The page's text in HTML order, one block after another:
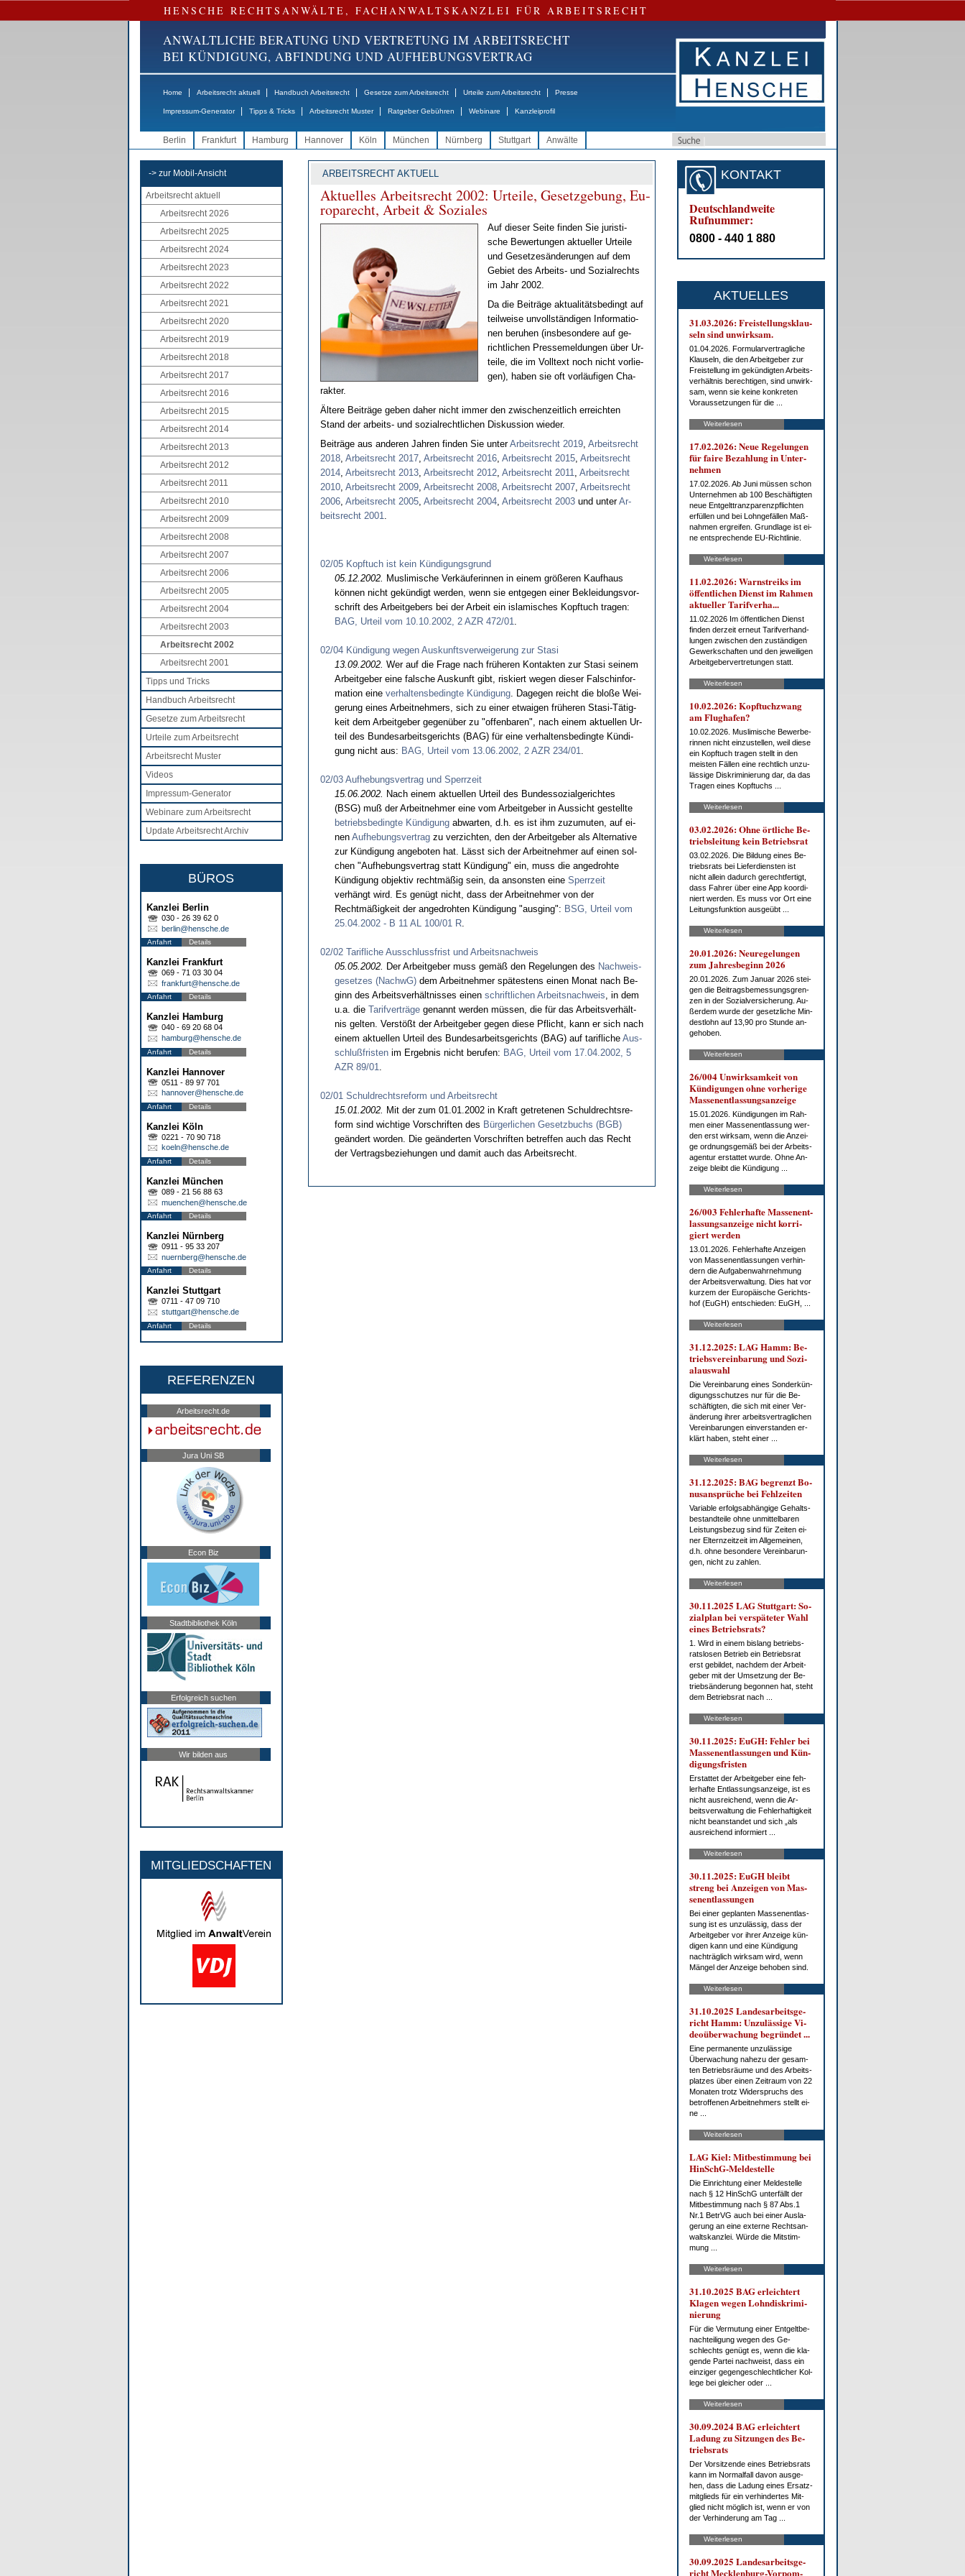
HENSCHE RECHTSANWÄLTE, FACHANWALTSKANZLEI FÜR ARBEITSRECHT
ANWALTLICHE BERATUNG UND VERTRETUNG IM ARBEITSRECHT
BEI KÜNDIGUNG, ABFINDUNG UND AUFHEBUNGSVERTRAG
Home Arbeitsrecht aktuell Handbuch Arbeitsrecht Gesetze zum Arbeitsrecht Urteile zum Arbeitsrecht Presse
Impressum-Generator Tipps & Tricks Arbeitsrecht Muster Ratgeber Gebühren Webinare Kanzleiprofil
Berlin Frankfurt Hamburg Hannover Köln München Nürnberg Stuttgart Anwälte
-> zur Mobil-Ansicht
Arbeitsrecht aktuell
Arbeitsrecht 2026
Arbeitsrecht 2025
Arbeitsrecht 2024
Arbeitsrecht 2023
Arbeitsrecht 2022
Arbeitsrecht 2021
Arbeitsrecht 2020
Arbeitsrecht 2019
Arbeitsrecht 2018
Arbeitsrecht 2017
Arbeitsrecht 2016
Arbeitsrecht 2015
Arbeitsrecht 2014
Arbeitsrecht 2013
Arbeitsrecht 2012
Arbeitsrecht 2011
Arbeitsrecht 2010
Arbeitsrecht 2009
Arbeitsrecht 2008
Arbeitsrecht 2007
Arbeitsrecht 2006
Arbeitsrecht 2005
Arbeitsrecht 2004
Arbeitsrecht 2003
Arbeitsrecht 2002
Arbeitsrecht 2001
Tipps und Tricks
Handbuch Arbeitsrecht
Gesetze zum Arbeitsrecht
Urteile zum Arbeitsrecht
Arbeitsrecht Muster
Videos
Impressum-Generator
Webinare zum Arbeitsrecht
Update Arbeitsrecht Archiv
BÜROS
Kanzlei Berlin
030 - 26 39 62 0
berlin@hensche.de
Anfahrt Details
Kanzlei Frankfurt
069 - 71 03 30 04
frankfurt@hensche.de
Anfahrt Details
Kanzlei Hamburg
040 - 69 20 68 04
hamburg@hensche.de
Anfahrt Details
Kanzlei Hannover
0511 - 89 97 701
hannover@hensche.de
Anfahrt Details
Kanzlei Köln
0221 - 70 90 718
koeln@hensche.de
Anfahrt Details
Kanzlei München
089 - 21 56 88 63
muenchen@hensche.de
Anfahrt Details
Kanzlei Nürnberg
0911 - 95 33 207
nuernberg@hensche.de
Anfahrt Details
Kanzlei Stuttgart
0711 - 47 09 710
stuttgart@hensche.de
Anfahrt Details
REFERENZEN
Arbeitsrecht.de
Jura Uni SB
Econ Biz
Stadtbibliothek Köln
Erfolgreich suchen
Wir bilden aus
MITGLIEDSCHAFTEN
ARBEITSRECHT AKTUELL
Ak­tu­el­les Ar­beits­recht 2002: Ur­tei­le, Ge­setz­ge­bung, Eu­
ro­pa­recht, Ar­beit & So­zia­les
Auf die­ser Sei­te fin­den Sie ju­ris­ti­
sche Be­wer­tun­gen ak­tu­el­ler Ur­tei­le
und Ge­set­zes­än­de­run­gen auf dem
Ge­biet des Ar­beits- und So­zi­al­rechts
im Jahr 2002.
Da die Bei­trä­ge ak­tua­li­täts­be­dingt auf
teil­wei­se un­voll­stän­di­gen In­for­ma­tio­
nen be­ru­hen (ins­be­son­de­re auf ge­
richt­li­chen Pres­se­mel­dun­gen über Ur­
tei­le, die im Voll­text noch nicht vor­lie­
gen), ha­ben sie oft vor­läu­fi­gen Cha­
rak­ter.
Äl­te­re Bei­trä­ge ge­ben da­her nicht im­mer den zwi­schen­zeit­lich er­reich­ten
Stand der ar­beits- und so­zi­al­recht­li­chen Dis­kus­si­on wie­der.
Bei­trä­ge aus an­de­ren Jah­ren fin­den Sie un­terAr­beits­recht 2019, Ar­beits­recht
2018, Ar­beits­recht 2017, Ar­beits­recht 2016, Ar­beits­recht 2015, Ar­beits­recht
2014, Ar­beits­recht 2013, Ar­beits­recht 2012, Ar­beits­recht 2011, Ar­beits­recht
2010, Ar­beits­recht 2009, Ar­beits­recht 2008, Ar­beits­recht 2007, Ar­beits­recht
2006, Ar­beits­recht 2005, Ar­beits­recht 2004, Ar­beits­recht 2003und un­terAr­
beits­recht 2001.
02/05 Kopftuch ist kein Kündigungsgrund
05.12.2002. Mus­li­mi­sche Verkäufe­r­in­nen in ei­nem größeren Kauf­haus
können nicht gekündigt wer­den, wenn sie ent­ge­gen ei­ner Be­klei­dungs­vor­
schrift des Ar­beit­ge­bers bei der Ar­beit ein is­la­mi­sches Kopf­tuch tra­gen:
BAG, Ur­teil vom 10.10.2002, 2 AZR 472/01.
02/04 Kündigung wegen Auskunftsverweigerung zur Stasi
13.09.2002. Wer auf die Fra­ge nach frühe­ren Kon­tak­ten zur Sta­si sei­nem
Ar­beit­ge­ber ei­ne fal­sche Aus­kunft gibt, ris­kiert we­gen die­ser Falsch­in­for­
ma­ti­on ei­ne ver­hal­tens­be­ding­te Kündi­gung. Da­ge­gen reicht die bloße Wei­
ge­rung ei­nes Ar­beit­neh­mers, sich zu ei­ner et­wai­gen frühe­ren Sta­si-Tätig­
keit dem Ar­beit­ge­ber ge­genüber zu "of­fen­ba­ren", nach ei­nem ak­tu­el­len Ur­
teil des Bun­des­ar­beits­ge­richts (BAG) für ei­ne ver­hal­tens­be­ding­te Kündi­
gung nicht aus: BAG, Ur­teil vom 13.06.2002, 2 AZR 234/01.
02/03 Aufhebungsvertrag und Sperrzeit
15.06.2002. Nach ei­nem ak­tu­el­len Ur­teil des Bun­des­so­zi­al­ge­rich­tes
(BSG) muß der Ar­beit­neh­mer ei­ne vom Ar­beit­ge­ber in Aus­sicht ge­stell­te
be­triebs­be­ding­te Kündi­gungab­war­ten, d.h. es ist ihm zu­zu­mu­ten, auf ei­
nen Auf­he­bungs­ver­tragzu ver­zich­ten, den der Ar­beit­ge­ber als Al­ter­na­ti­ve
zur Kündi­gung an­ge­bo­ten hat. Lässt sich der Ar­beit­neh­mer auf ei­nen sol­
chen "Auf­he­bungs­ver­trag statt Kündi­gung" ein, muss die an­ge­droh­te
Kündi­gung ob­jek­tiv rechtmäßig sein, da an­sons­ten ei­ne Sperr­zeit
verhängt wird. Es genügt nicht, dass der Ar­beit­neh­mer von der
Rechtmäßig­keit der an­ge­droh­ten Kündi­gung "aus­ging": BSG, Ur­teil vom
25.04.2002 - B 11 AL 100/01 R.
02/02 Tarifliche Ausschlussfrist und Arbeitsnachweis
05.05.2002. Der Ar­beit­ge­ber muss gemäß den Re­ge­lun­gen des Nach­weis­
ge­set­zes (NachwG)dem Ar­beit­neh­mer spätes­tens ei­nen Mo­nat nach Be­
ginn des Ar­beits­verhält­nis­ses ei­nen schrift­li­chen Ar­beits­nach­weis, in dem
u.a. die Ta­rif­verträgege­nannt wer­den müssen, die für das Ar­beits­verhält­
nis gel­ten. Verstößt der Ar­beit­ge­ber ge­gen die­se Pflicht, kann er sich nach
ei­nem ak­tu­el­len Ur­teil des Bun­des­ar­beits­ge­richts (BAG) auf ta­rif­li­che Aus­
schlußfris­tenim Er­geb­nis nicht be­ru­fen: BAG, Ur­teil vom 17.04.2002, 5
AZR 89/01.
02/01 Schuldrechtsreform und Arbeitsrecht
15.01.2002. Mit der zum 01.01.2002 in Kraft ge­tre­te­nen Schuld­rechts­re­
form sind wich­ti­ge Vor­schrif­ten des Bürger­li­chen Ge­setz­buchs (BGB)
geändert wor­den. Die geänder­ten Vor­schrif­ten be­tref­fen auch das Recht
der Ver­trags­be­zie­hun­gen und da­mit auch das Ar­beits­recht.
KONTAKT
Deutschlandweite
Rufnummer:
0800 - 440 1 880
AKTUELLES
31.03.2026: Frei­stel­lungs­klau­
seln sind un­wirk­sam.
01.04.2026. For­mu­lar­ver­trag­li­che
Klau­seln, die den Ar­beit­ge­ber zur
Frei­stel­lung im ge­kün­dig­ten Ar­beits­
ver­hält­nis be­rech­ti­gen, sind un­wirk­
sam, wenn sie kei­ne kon­kre­ten
Vor­aus­set­zun­gen für die ...
Weiterlesen
17.02.2026: Neue Re­ge­lun­gen
für fai­re Be­zah­lung in Un­ter­
neh­men
17.02.2026. Ab Ju­ni müs­sen schon
Un­ter­neh­men ab 100 Be­schäf­tig­ten
neue Ent­gelt­tranz­pa­renz­pflich­ten
er­fül­len und bei Lohn­ge­fäl­len Maß­
nah­men er­grei­fen. Grund­la­ge ist ei­
ne ent­spre­chen­de EU-Richt­li­nie.
Weiterlesen
11.02.2026: Warn­streiks im
öf­fent­li­chen Dienst im Rah­men
ak­tu­el­ler Ta­rif­ver­ha...
11.02.2026 Im öf­fent­li­chen Dienst
fin­den der­zeit er­neut Ta­rif­ver­hand­
lun­gen zwi­schen den zu­stän­di­gen
Ge­werk­schaf­ten und den je­wei­li­gen
Ar­beit­ge­ber­ver­tre­tun­gen statt.
Weiterlesen
10.02.2026: Kopf­tuch­zwang
am Flug­ha­fen?
10.02.2026. Mus­li­mi­sche Be­wer­be­
rin­nen nicht ein­zu­stel­len, weil die­se
ein Kopf­tuch tra­gen stellt in den
meis­ten Fäl­len ei­ne recht­lich un­zu­
läs­si­ge Dis­kri­mi­nie­rung dar, da das
Tra­gen ei­nes Kopf­tuchs ...
Weiterlesen
03.02.2026: Oh­ne ört­li­che Be­
triebs­lei­tung kein Be­triebs­rat
03.02.2026. Die Bil­dung ei­nes Be­
triebs­rats bei Lie­fer­diens­ten ist
nicht al­lein da­durch ge­recht­fer­tigt,
dass Fah­rer über ei­ne App ko­or­di­
niert wer­den. Es muss vor Ort ei­ne
Lei­tungs­funk­ti­on aus­ge­übt ...
Weiterlesen
20.01.2026: Neu­re­ge­lun­gen
zum Jah­res­be­ginn 2026
20.01.2026. Zum Ja­nu­ar 2026 stei­
gen die Bei­trags­be­mes­sungs­gren­
zen in der So­zi­al­ver­si­che­rung. Au­
ßer­dem wur­de der ge­setz­li­che Min­
dest­lohn auf 13,90 pro St­un­de an­
ge­ho­ben.
Weiterlesen
26/004 Un­wirk­sam­keit von
Kün­di­gun­gen oh­ne vor­he­ri­ge
Mas­sen­ent­las­sungs­an­zei­ge
15.01.2026. Kün­di­gun­gen im Rah­
men ei­ner Mas­sen­ent­las­sung wer­
den erst wirk­sam, wenn die An­zei­
ge ord­nungs­ge­mäß bei der Ar­beits­
agen­tur er­stat­tet wur­de. Oh­ne An­
zei­ge bleibt die Kün­di­gung ...
Weiterlesen
26/003 Feh­ler­haf­te Mas­sen­ent­
las­sungs­an­zei­ge nicht kor­ri­
giert wer­den
13.01.2026. Feh­ler­haf­te An­zei­gen
von Mas­sen­ent­las­sun­gen ver­hin­
dern die Auf­ga­ben­wahr­neh­mung
der Ar­beits­ver­wal­tung. Dies hat vor
kur­zem der Eu­ro­päi­sche Ge­richts­
hof (EuGH) ent­schie­den: EuGH, ...
Weiterlesen
31.12.2025: LAG Hamm: Be­
triebs­ver­ein­ba­rung und So­zi­
al­aus­wahl
Die Ver­ein­ba­rung ei­nes Son­der­kün­
di­gungs­schut­zes nur für die Be­
schäf­tig­ten, die sich mit ei­ner Ver­
än­de­rung ih­rer ar­beits­ver­trag­li­chen
Ver­ein­ba­run­gen ein­ver­stan­den er­
klärt ha­ben, steht ei­ner ...
Weiterlesen
31.12.2025: BAG be­grenzt Bo­
nus­an­sprü­che bei Fehl­zei­ten
Va­ria­ble er­folgs­ab­hän­gi­ge Ge­halts­
be­stand­tei­le oh­ne un­mit­tel­ba­ren
Leis­tungs­be­zug sind für Zei­ten ei­
ner El­tern­zeit­zeit im All­ge­mei­nen,
d.h. oh­ne be­son­de­re Ver­ein­ba­run­
gen, nicht zu zah­len.
Weiterlesen
30.11.2025 LAG Stutt­gart: So­
zi­al­plan bei ver­spä­te­ter Wahl
ei­nes Be­triebs­rats?
1. Wird in ei­nem bis­lang be­triebs­
rats­lo­sen Be­trieb ein Be­triebs­rat
erst ge­bil­det, nach­dem der Ar­beit­
ge­ber mit der Um­set­zung der Be­
trieb­s­än­de­rung be­gon­nen hat, steht
dem Be­triebs­rat nach ...
Weiterlesen
30.11.2025: EuGH: Feh­ler bei
Mas­sen­ent­las­sun­gen und Kün­
di­gungs­fris­ten
Er­stat­tet der Ar­beit­ge­ber ei­ne feh­
ler­haf­te Ent­las­sungs­an­zei­ge, ist es
nicht aus­rei­chend, wenn die Ar­
beits­ver­wal­tung die Feh­ler­haf­tig­keit
nicht be­an­stan­det und sich „als
aus­rei­chend in­for­miert ...
Weiterlesen
30.11.2025: EuGH bleibt
streng bei An­zei­gen von Mas­
sen­ent­las­sun­gen
Bei ei­ner ge­plan­ten Mas­sen­ent­las­
sung ist es un­zu­läs­sig, dass der
Ar­beit­ge­ber vor ih­rer An­zei­ge kün­
di­gen kann und ei­ne Kün­di­gung
nach­träg­lich wirk­sam wird, wenn
Män­gel der An­zei­ge be­ho­ben sind.
Weiterlesen
31.10.2025 Lan­des­ar­beits­ge­
richt Hamm: Un­zu­läs­si­ge Vi­
deo­über­wa­chung be­grün­det ...
Ei­ne per­ma­nen­te un­zu­läs­si­ge
Über­wa­chung na­he­zu der ge­sam­
ten Be­triebs­räu­me und des Ar­beits­
plat­zes über ei­nen Zeit­raum von 22
Mo­na­ten trotz Wi­der­spruchs des
be­trof­fe­nen Ar­beit­neh­mers stellt ei­
ne ...
Weiterlesen
LAG Kiel: Mit­be­stim­mung bei
HinSchG-Mel­de­stel­le
Die Ein­rich­tung ei­ner Mel­de­stel­le
nach § 12 HinSchG un­ter­fällt der
Mit­be­stim­mung nach § 87 Abs.1
Nr.1 Be­trVG auch bei ei­ner Aus­la­
ge­rung an ei­ne ex­ter­ne Rechts­an­
walts­kanz­lei. Wür­de die Mit­stim­
mung ...
Weiterlesen
31.10.2025 BAG er­leich­tert
Kla­gen we­gen Lohn­dis­kri­mi­
nie­rung
Für die Ver­mu­tung ei­ner Ent­gelt­be­
nach­tei­li­gung we­gen des Ge­
schlechts ge­nügt es, wenn die kla­
gen­de Par­tei nach­weist, dass ein
ein­zi­ger ge­gen­ge­schlecht­li­cher Kol­
le­ge bei glei­cher oder ...
Weiterlesen
30.09.2024 BAG er­leich­tert
La­dung zu Sit­zun­gen des Be­
triebs­rats
Der Vor­sit­zen­de ei­nes Be­triebs­rats
kann im Nor­mal­fall da­von aus­ge­
hen, dass die La­dung ei­nes Er­satz­
mit­glieds für ein ver­hin­der­tes Mit­
glied nicht mög­lich ist, wenn er von
der Ver­hin­de­rung am Tag ...
Weiterlesen
30.09.2025 Lan­des­ar­beits­ge­
richt Meck­len­burg-Vor­pom­